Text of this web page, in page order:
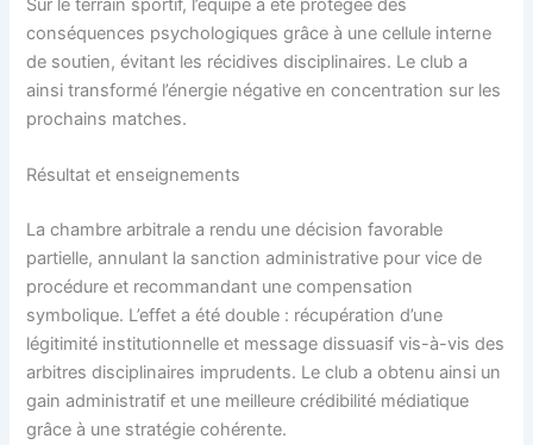
Sur le terrain sportif, l’équipe a été protégée des
conséquences psychologiques grâce à une cellule interne
de soutien, évitant les récidives disciplinaires. Le club a
ainsi transformé l’énergie négative en concentration sur les
prochains matches.
Résultat et enseignements
La chambre arbitrale a rendu une décision favorable
partielle, annulant la sanction administrative pour vice de
procédure et recommandant une compensation
symbolique. L’effet a été double : récupération d’une
légitimité institutionnelle et message dissuasif vis-à-vis des
arbitres disciplinaires imprudents. Le club a obtenu ainsi un
gain administratif et une meilleure crédibilité médiatique
grâce à une stratégie cohérente.